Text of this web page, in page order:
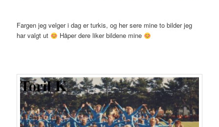
Fargen jeg velger i dag er turkis, og her sere mine to bilder jeg
har valgt ut
Håper dere liker bildene mine